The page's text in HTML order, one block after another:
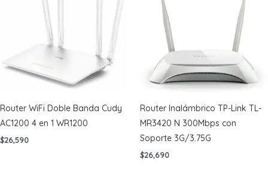
Router WiFi Doble Banda Cudy
AC1200 4 en 1 WR1200
$26,590
Router Inalámbrico TP-Link TL-
MR3420 N 300Mbps con
Soporte 3G/3.75G
$26,690